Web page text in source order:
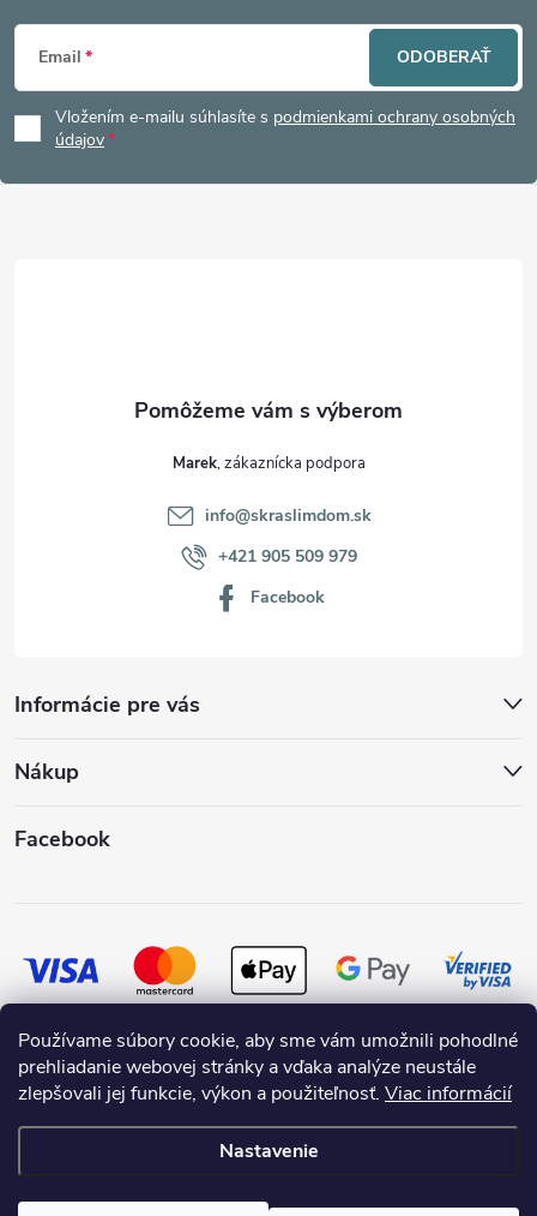
Používame súbory cookie, aby sme vám umožnili pohodlné
prehliadanie webovej stránky a vďaka analýze neustále
zlepšovali jej funkcie, výkon a použiteľnosť. Viac informácií
Nastavenie
Z
á
p
Email
Vložením e-mailu súhlasíte s podmienkami ochrany osobných
údajov
ODOBERAŤ
Informácie pre vás
Nákup
Marek
info@skraslimdom.sk
+421 905 509 979
Facebook
Facebook
SKRASLIMDOM.SK. Všetky práva vyhradené.